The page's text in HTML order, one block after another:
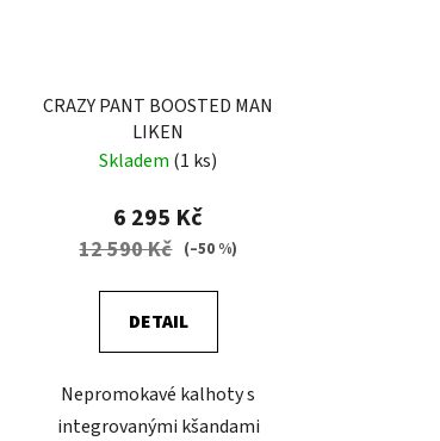
CRAZY PANT BOOSTED MAN
LIKEN
Skladem (1 ks)
6 295 Kč
12 590 Kč (–50 %)
DETAIL
Nepromokavé kalhoty s
integrovanými kšandami